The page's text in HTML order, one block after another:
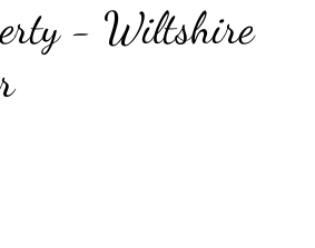
- Wiltshire